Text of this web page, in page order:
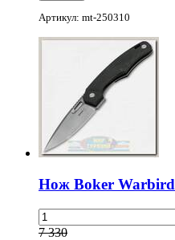
Артикул: mt-250310
Нож Boker Warbird
7 330